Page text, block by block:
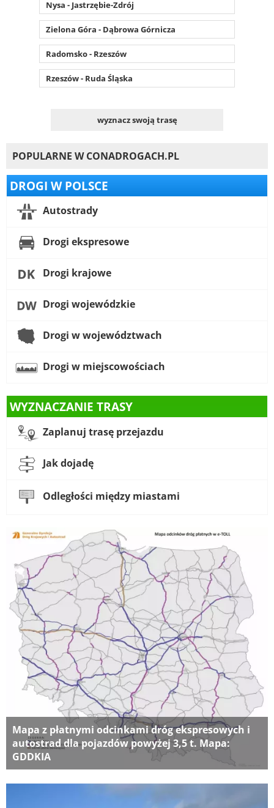
Nysa - Jastrzębie-Zdrój
Zielona Góra - Dąbrowa Górnicza
Radomsko - Rzeszów
Rzeszów - Ruda Śląska
wyznacz swoją trasę
POPULARNE W CONADROGACH.PL
DROGI W POLSCE
Autostrady
Drogi ekspresowe
Drogi krajowe
Drogi wojewódzkie
Drogi w województwach
Drogi w miejscowościach
WYZNACZANIE TRASY
Zaplanuj trasę przejazdu
Jak dojadę
Odległości między miastami
Mapa z płatnymi odcinkami dróg ekspresowych i
autostrad dla pojazdów powyżej 3,5 t. Mapa:
GDDKIA